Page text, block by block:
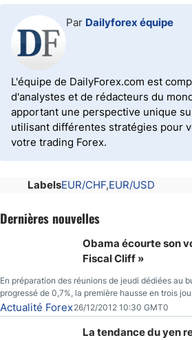
Par Dailyforex équipe
L'équipe de DailyForex.com est
d'analystes et de rédacteurs du
apportant une perspective unique
utilisant différentes stratégies pour
votre trading Forex.
LabelsEUR/CHF EUR/USD
Dernières nouvelles
Obama écourte son
Fiscal Cliff »
En préparation des réunions de jeudi dédiées au
progressé de 0,7%, la première hausse en trois
des réserves de pétrole américaines à un bas de
Actualité Forex26/12/2012 10:30 GMT0
La tendance du yen